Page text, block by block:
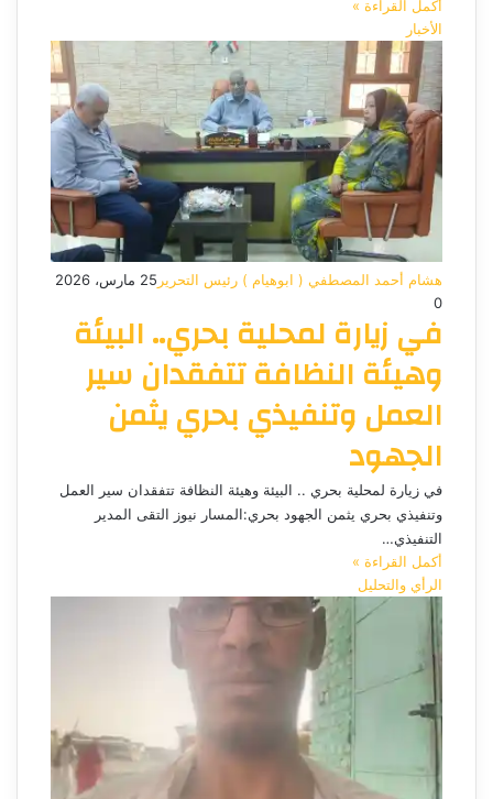
أكمل القراءة »
الأخبار
هشام أحمد المصطفي ( ابوهيام ) رئيس التحرير 25 مارس، 2026
0
في زيارة لمحلية بحري.. البيئة
وهيئة النظافة تتفقدان سير
العمل وتنفيذي بحري يثمن
الجهود
في زيارة لمحلية بحري .. البيئة وهيئة النظافة تتفقدان سير العمل
وتنفيذي بحري يثمن الجهود بحري:المسار نيوز التقى المدير
التنفيذي…
أكمل القراءة »
الرأي والتحليل